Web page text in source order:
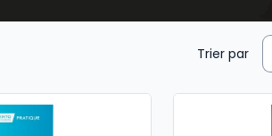
Trier par